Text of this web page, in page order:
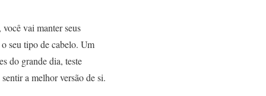
vai manter seus
seu tipo de cabelo. Um
do grande dia, teste
a melhor versão de si.